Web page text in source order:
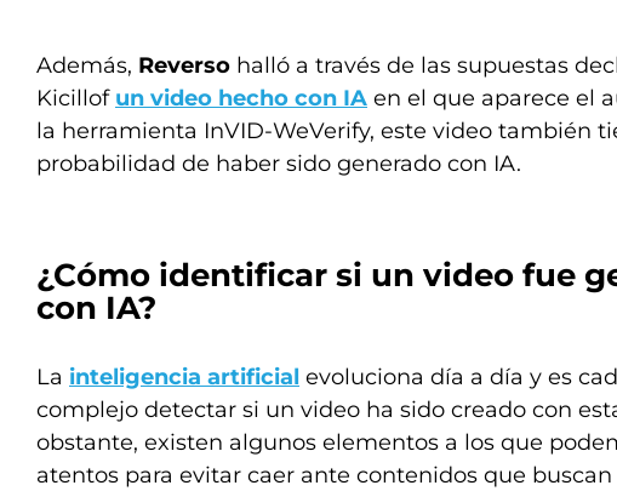
Además, Reverso halló a través de las supuestas
Kicillof un video hecho con IA en el que aparece el
la herramienta InVID-WeVerify, este video también
probabilidad de haber sido generado con IA.
¿Cómo identificar si un video fue
con IA?
La inteligencia artificial evoluciona día a día y es
complejo detectar si un video ha sido creado con
obstante, existen algunos elementos a los que
atentos para evitar caer ante contenidos que